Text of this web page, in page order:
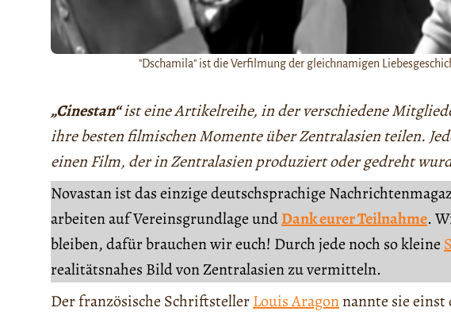
"Dschamila" ist die Verfilmung der gleichnamigen
„Cinestan“ist eine Artikelreihe, in der verschiedene
ihre besten filmischen Momente über Zentralasien teilen.
einen Film, der in Zentralasien produziert oder gedreht
Novastan ist das einzige deutschsprachige
arbeiten auf Vereinsgrundlage undDank eurer Teilnahme.
bleiben, dafür brauchen wir euch! Durch jede noch so kleine
realitätsnahes Bild von Zentralasien zu vermitteln.
Der französische SchriftstellerLouis Aragonnannte sie einst